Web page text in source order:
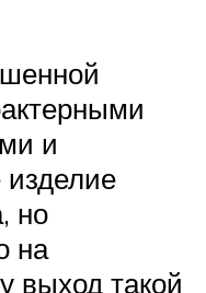
и
изделие
но
на
выход такой